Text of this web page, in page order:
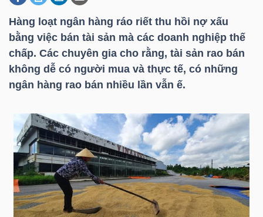
Hàng loạt ngân hàng ráo riết thu hồi nợ xấu
bằng việc bán tài sản mà các doanh nghiệp thế
chấp. Các chuyên gia cho rằng, tài sản rao bán
không dễ có người mua và thực tế, có những
ngân hàng rao bán nhiều lần vẫn ế.
DOANH
NGHIỆP
SẢN
TÀI
CHÍNH